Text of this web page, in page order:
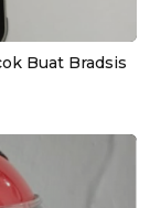
Buat Bradsis